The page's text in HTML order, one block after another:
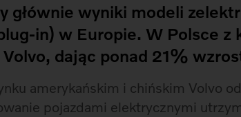
głównie wyniki modeli
in) w Europie. W Polsce
dając ponad 21%
amerykańskim i chińskim Volvo
pojazdami elektrycznymi